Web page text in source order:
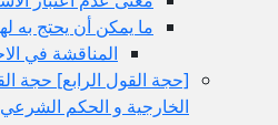
ما يمكن أن يحتج به
المناقشة في
[حجة القول الرابع‏] حجة
الخارجية و الحكم